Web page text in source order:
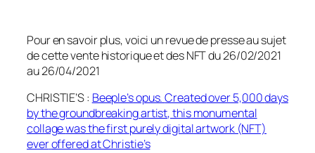
Pour en savoir plus, voici un revue de presse au sujet
de cette vente historique et des NFT du 26/02/2021
au 26/04/2021
CHRISTIE’S : Beeple’sopus.Createdover 5,000days
by thegroundbreakingartist,thismonumental
collagewasthe firstpurelydigital artwork (NFT)
everofferedat Christie’s